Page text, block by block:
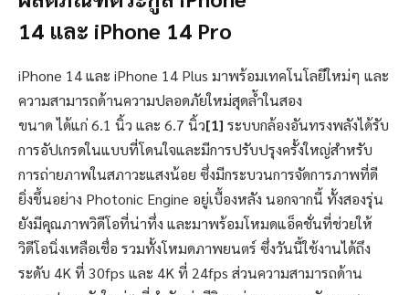
14 และ iPhone 14 Pro
iPhone 14 และ iPhone 14 Plus มาพร้อมเทคโนโลยีใหม่ๆ และ
ความสามารถด้านความปลอดภัยใหม่สุดล้ำในสอง
ขนาด ได้แก่ 6.1 นิ้ว และ 6.7 นิ้ว[1] ระบบกล้องอันทรงพลังได้รับ
การอัปเกรดในแบบที่โดนใจและมีการปรับปรุงครั้งใหญ่สำหรับ
การถ่ายภาพในสภาวะแสงน้อย ซึ่งมีกระบวนการจัดการภาพที่ดี
ยิ่งขึ้นอย่าง Photonic Engine อยู่เบื้องหลัง นอกจากนี้ ทั้งสองรุ่น
ยังมีคุณภาพวิดีโอที่น่าทึ่ง และมาพร้อมโหมดแอ็คชั่นที่ช่วยให้
วิดีโอนิ่งเหลือเชื่อ รวมทั้งโหมดภาพยนตร์ ซึ่งวันนี้ใช้งานได้ถึง
ระดับ 4K ที่ 30fps และ 4K ที่ 24fps ส่วนความสามารถด้าน